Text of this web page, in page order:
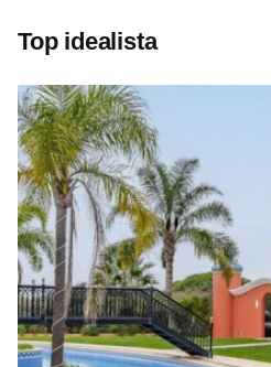
Top idealista